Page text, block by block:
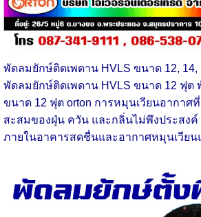
พัดลมยักษ์ติดเพดาน HVLS ขนาด 12, 14,
พัดลมยักษ์ติดเพดาน HVLS ขนาด 12 ฟุต
ขนาด 12 ฟุต orton การหมุนเวียนอากาศ
สะสมของฝุ่น ควัน และกลิ่นไม่พึงประสง
ภายในอาคารสดชื่นและอากาศหมุนเวียน